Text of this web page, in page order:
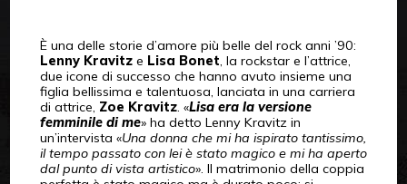
È una delle storie d’amore più belle del rock anni ’90:
Lenny Kravitze Lisa Bonet, la rockstar e l’attrice,
due icone di successo che hanno avuto insieme una
figlia bellissima e talentuosa, lanciata in una carriera
di attrice, Zoe Kravitz. «Lisa era la versione
femminile di me» ha detto Lenny Kravitz in
un’intervista «Una donna che mi ha ispirato tantissimo,
il tempo passato con lei è stato magico e mi ha aperto
dal punto di vista artistico». Il matrimonio della coppia